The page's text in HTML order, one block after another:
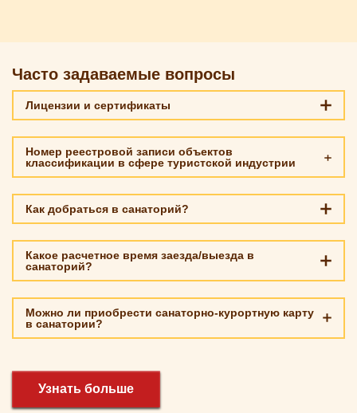
Часто задаваемые вопросы
Лицензии и сертификаты
Номер реестровой записи объектов
классификации в сфере туристской индустрии
Как добраться в санаторий?
Какое расчетное время заезда/выезда в
санаторий?
Можно ли приобрести санаторно-курортную карту
в санатории?
Узнать больше